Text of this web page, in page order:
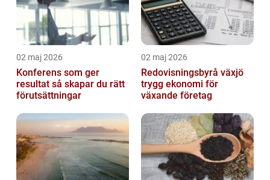
02 maj 2026
Konferens som ger
resultat så skapar du rätt
förutsättningar
02 maj 2026
Redovisningsbyrå växjö
trygg ekonomi för
växande företag